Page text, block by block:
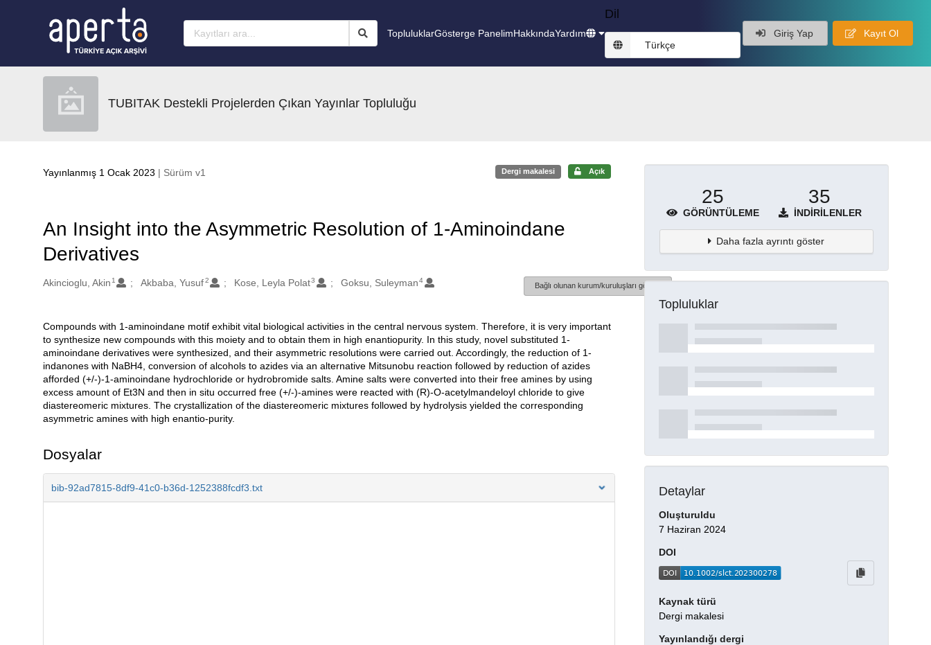
TopluluklarGösterge PanelimHakkındaYardım
Dil
Türkçe
Giriş Yap Kayıt Ol
TUBITAK Destekli Projelerden Çıkan Yayınlar Topluluğu
Yayınlanmış 1 Ocak 2023 | Sürüm v1 Dergi makalesi Açık
An Insight into the Asymmetric Resolution of 1-Aminoindane
Derivatives
Oluşturanlar
Akincioglu, Akin 1 Akbaba, Yusuf2 Kose, Leyla Polat3 Goksu, Suleyman 4
Bağlı olunan kurum/kuruluşları göster
Açıklama
Compounds with 1-aminoindane motif exhibit vital biological activities in the central nervous system. Therefore, it is very important
to synthesize new compounds with this moiety and to obtain them in high enantiopurity. In this study, novel substituted 1-
aminoindane derivatives were synthesized, and their asymmetric resolutions were carried out. Accordingly, the reduction of 1-
indanones with NaBH4, conversion of alcohols to azides via an alternative Mitsunobu reaction followed by reduction of azides
afforded (+/-)-1-aminoindane hydrochloride or hydrobromide salts. Amine salts were converted into their free amines by using
excess amount of Et3N and then in situ occurred free (+/-)-amines were reacted with (R)-O-acetylmandeloyl chloride to give
diastereomeric mixtures. The crystallization of the diastereomeric mixtures followed by hydrolysis yielded the corresponding
asymmetric amines with high enantio-purity.
Dosyalar
bib-92ad7815-8df9-41c0-b36d-1252388fcdf3.txt
25
GÖRÜNTÜLEME
35
İNDIRILENLER
Daha fazla ayrıntı göster
Topluluklar
Detaylar
Oluşturuldu
7 Haziran 2024
DOI
Kaynak türü
Dergi makalesi
Yayınlandığı dergi